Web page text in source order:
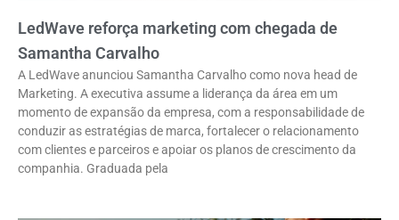
LedWave reforça marketing com chegada de
Samantha Carvalho
A LedWave anunciou Samantha Carvalho como nova head de
Marketing. A executiva assume a liderança da área em um
momento de expansão da empresa, com a responsabilidade de
conduzir as estratégias de marca, fortalecer o relacionamento
com clientes e parceiros e apoiar os planos de crescimento da
companhia. Graduada pela